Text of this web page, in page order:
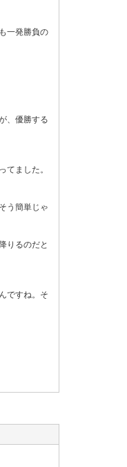
一発勝負の
、優勝する
てました。
う簡単じゃ
りるのだと
ですね。そ